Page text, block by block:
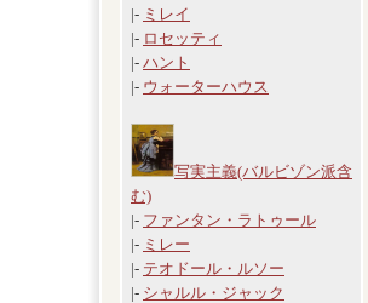
|- ミレイ
|- ロセッティ
|- ハント
|- ウォーターハウス
写実主義(バルビゾン派含
む)
|- ファンタン・ラトゥール
|- ミレー
|- テオドール・ルソー
|- シャルル・ジャック